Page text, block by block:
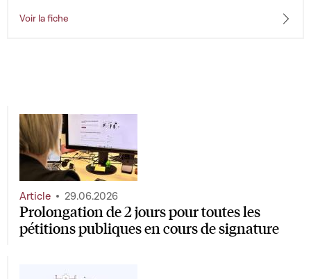
Voir la fiche
Prolongation de 2 jours pour toutes les
pétitions publiques en cours de signature
Article 29.06.2026